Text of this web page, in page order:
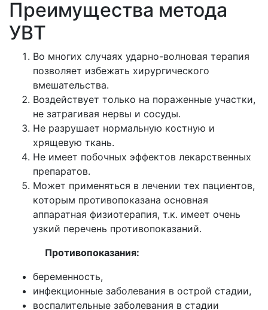
Преимущества метода
УВТ
Во многих случаях ударно-волновая терапия
позволяет избежать хирургического
вмешательства.
Воздействует только на пораженные участки,
не затрагивая нервы и сосуды.
Не разрушает нормальную костную и
хрящевую ткань.
Не имеет побочных эффектов лекарственных
препаратов.
Может применяться в лечении тех пациентов,
которым противопоказана основная
аппаратная физиотерапия, т.к. имеет очень
узкий перечень противопоказаний.
Противопоказания:
беременность,
инфекционные заболевания в острой стадии,
воспалительные заболевания в стадии